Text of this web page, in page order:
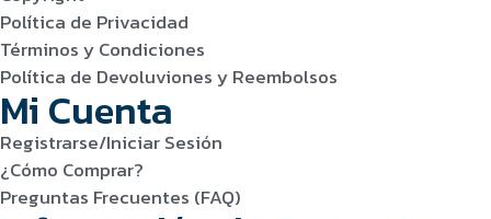
Política de Privacidad
Términos y Condiciones
Política de Devoluviones y Reembolsos
Mi Cuenta
Registrarse/Iniciar Sesión
¿Cómo Comprar?
Preguntas Frecuentes (FAQ)